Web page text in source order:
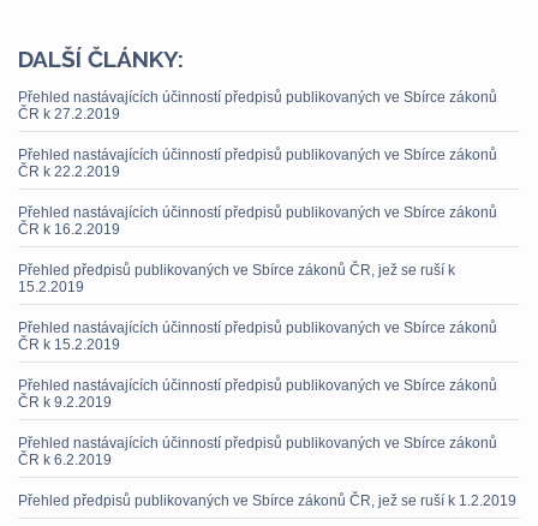
DALŠÍ ČLÁNKY:
Přehled nastávajících účinností předpisů publikovaných ve Sbírce zákonů
ČR k 27.2.2019
Přehled nastávajících účinností předpisů publikovaných ve Sbírce zákonů
ČR k 22.2.2019
Přehled nastávajících účinností předpisů publikovaných ve Sbírce zákonů
ČR k 16.2.2019
Přehled předpisů publikovaných ve Sbírce zákonů ČR, jež se ruší k
15.2.2019
Přehled nastávajících účinností předpisů publikovaných ve Sbírce zákonů
ČR k 15.2.2019
Přehled nastávajících účinností předpisů publikovaných ve Sbírce zákonů
ČR k 9.2.2019
Přehled nastávajících účinností předpisů publikovaných ve Sbírce zákonů
ČR k 6.2.2019
Přehled předpisů publikovaných ve Sbírce zákonů ČR, jež se ruší k 1.2.2019